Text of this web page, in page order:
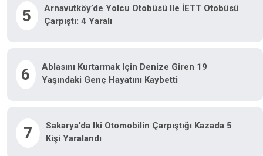
5
Arnavutköy’de Yolcu Otobüsü Ile İETT Otobüsü
Çarpıştı: 4 Yaralı
6
Ablasını Kurtarmak Için Denize Giren 19
Yaşındaki Genç Hayatını Kaybetti
7
Sakarya’da Iki Otomobilin Çarpıştığı Kazada 5
Kişi Yaralandı